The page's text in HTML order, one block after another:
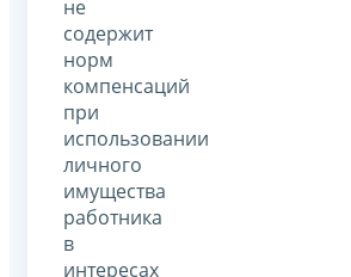
не
содержит
норм
компенсаций
при
использовании
личного
имущества
работника
в
интересах